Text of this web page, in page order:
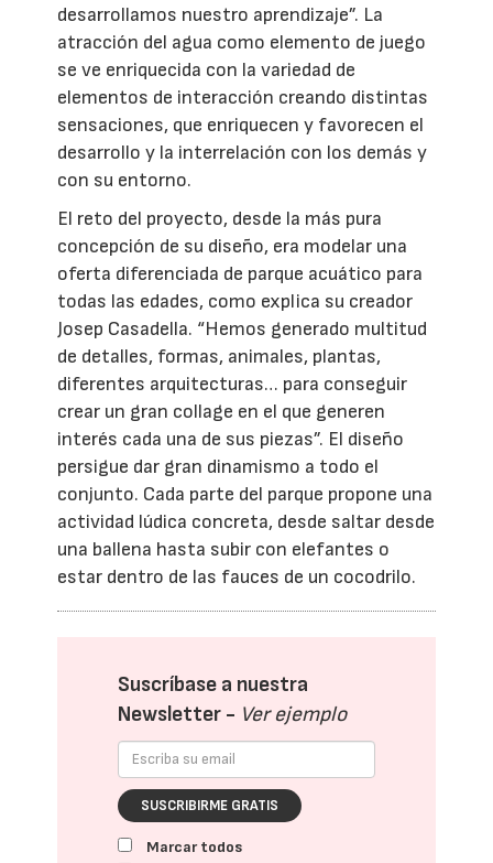
desarrollamos nuestro aprendizaje”. La
atracción del agua como elemento de juego
se ve enriquecida con la variedad de
elementos de interacción creando distintas
sensaciones, que enriquecen y favorecen el
desarrollo y la interrelación con los demás y
con su entorno.
El reto del proyecto, desde la más pura
concepción de su diseño, era modelar una
oferta diferenciada de parque acuático para
todas las edades, como explica su creador
Josep Casadella. “Hemos generado multitud
de detalles, formas, animales, plantas,
diferentes arquitecturas… para conseguir
crear un gran collage en el que generen
interés cada una de sus piezas”. El diseño
persigue dar gran dinamismo a todo el
conjunto. Cada parte del parque propone una
actividad lúdica concreta, desde saltar desde
una ballena hasta subir con elefantes o
estar dentro de las fauces de un cocodrilo.
Suscríbase a nuestra
Newsletter - Ver ejemplo
SUSCRIBIRME GRATIS
Marcar todos